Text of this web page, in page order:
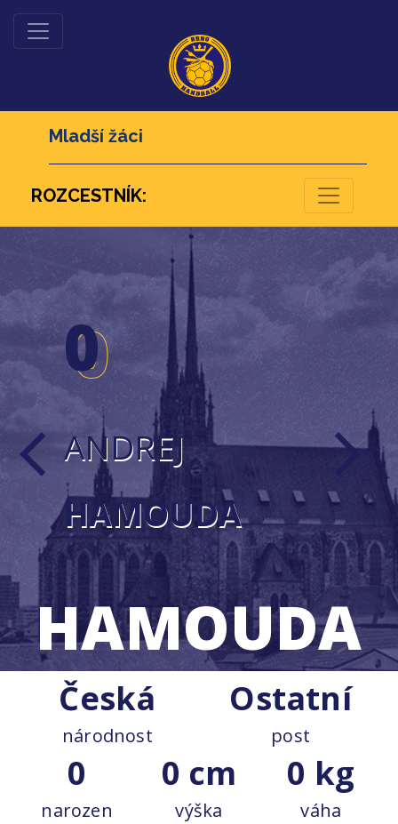
Mladší žáci
ROZCESTNÍK:
arrow_back_ios
26
0
0
ANDREJ
HAMOUDA
HAMOUDA
arrow_forward_ios
Česká
národnost
Ostatní
post
0
narozen
0 cm
výška
0 kg
váha